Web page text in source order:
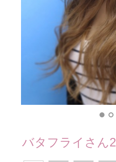
バタフライさん2